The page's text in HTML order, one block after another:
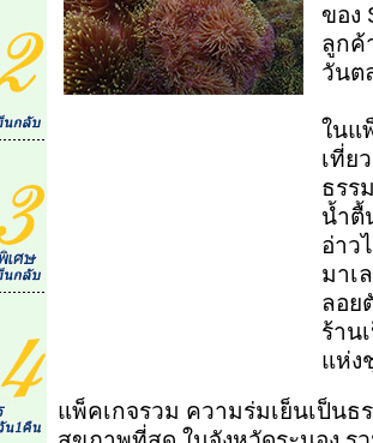
ของ
ลูกค้
วันต
ในแ
เที่ย
ธรร
น้ำตื้
อ่าว
มาเ
ลอย
ร้าน
แห่ง
แพ็คเกจรวม ความร่มเย็นเป็น